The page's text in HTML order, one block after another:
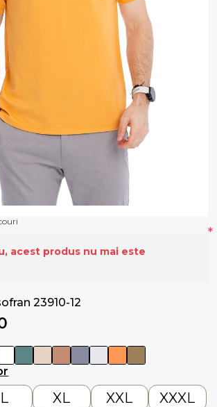
acest produs nu mai este
23910-12
*
L XL XXL XXXL